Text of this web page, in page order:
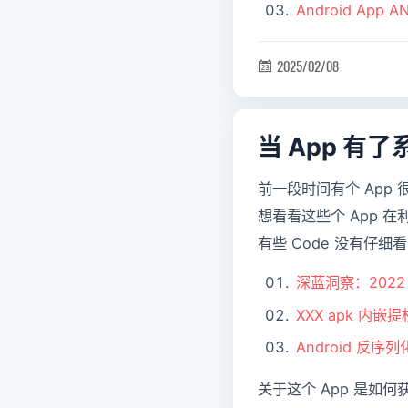
Android App
 2025/02/08
当 App 有了
前一段时间有个 App
想看看这些个 App 在
有些 Code 没有仔细
深蓝洞察：2022
XXX apk 内嵌提
Android 反序列
关于这个 App 是如何